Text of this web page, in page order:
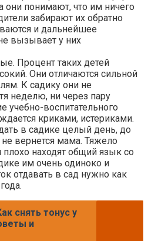
они понимают, что им ничего
забирают их обратно
и дальнейшее
вызывает у них
Процент таких детей
Они отличаются сильной
К садику они не
неделю, ни через пару
учебно-воспитательного
криками, истериками.
в садике целый день, до
вернется мама. Тяжело
находят общий язык со
им очень одиноко и
отдавать в сад нужно как
снять тонус у
и